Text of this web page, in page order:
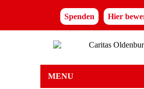
Spenden Hier
MENU